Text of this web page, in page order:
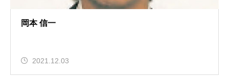
岡本 信一
2021.12.03